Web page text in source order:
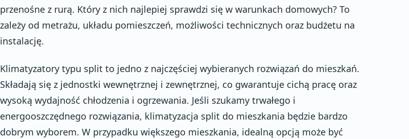
przenośne z rurą. Który z nich najlepiej sprawdzi się w warunkach domowych? To
zależy od metrażu, układu pomieszczeń, możliwości technicznych oraz budżetu na
instalację.
Klimatyzatory typu split to jedno z najczęściej wybieranych rozwiązań do mieszkań.
Składają się z jednostki wewnętrznej i zewnętrznej, co gwarantuje cichą pracę oraz
wysoką wydajność chłodzenia i ogrzewania. Jeśli szukamy trwałego i
energooszczędnego rozwiązania, klimatyzacja split do mieszkania będzie bardzo
dobrym wyborem. W przypadku większego mieszkania, idealną opcją może być